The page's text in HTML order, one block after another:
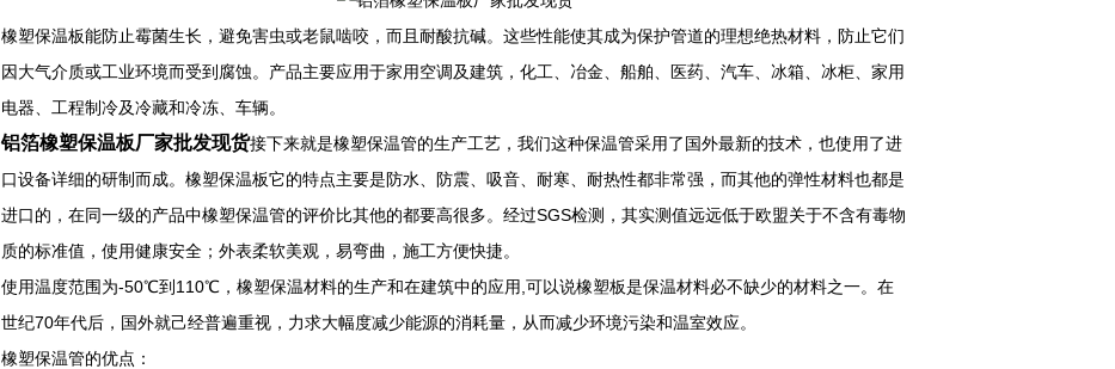
橡塑保温板能防止霉菌生长，避免害虫或老鼠啮咬，而且耐酸抗碱。这些性能使其成为保护管道的理想绝热材料，防止它们
因大气介质或工业环境而受到腐蚀。产品主要应用于家用空调及建筑，化工、冶金、船舶、医药、汽车、冰箱、冰柜、家用
电器、工程制冷及冷藏和冷冻、车辆。
铝箔橡塑保温板厂家批发现货接下来就是橡塑保温管的生产工艺，我们这种保温管采用了国外最新的技术，也使用了进
口设备详细的研制而成。橡塑保温板它的特点主要是防水、防震、吸音、耐寒、耐热性都非常强，而其他的弹性材料也都是
进口的，在同一级的产品中橡塑保温管的评价比其他的都要高很多。经过SGS检测，其实测值远远低于欧盟关于不含有毒物
质的标准值，使用健康安全；外表柔软美观，易弯曲，施工方便快捷。
使用温度范围为-50℃到110℃，橡塑保温材料的生产和在建筑中的应用,可以说橡塑板是保温材料必不缺少的材料之一。在
世纪70年代后，国外就己经普遍重视，力求大幅度减少能源的消耗量，从而减少环境污染和温室效应。
橡塑保温管的优点：